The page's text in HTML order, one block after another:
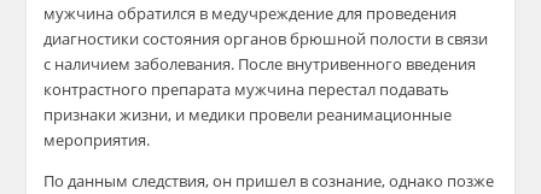
мужчина обратился в медучреждение для проведения
диагностики состояния органов брюшной полости в связи
с наличием заболевания. После внутривенного введения
контрастного препарата мужчина перестал подавать
признаки жизни, и медики провели реанимационные
мероприятия.
По данным следствия, он пришел в сознание, однако позже